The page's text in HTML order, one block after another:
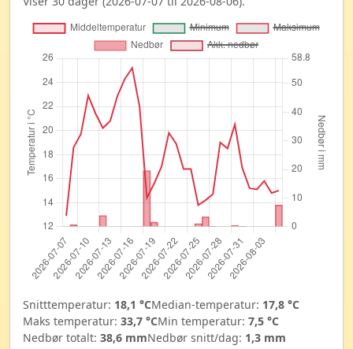
Snitttemperatur: 18,1 °CMedian-temperatur: 17,8 °C
Maks temperatur: 33,7 °CMin temperatur: 7,5 °C
Nedbør totalt: 38,6 mmNedbør snitt/dag: 1,3 mm